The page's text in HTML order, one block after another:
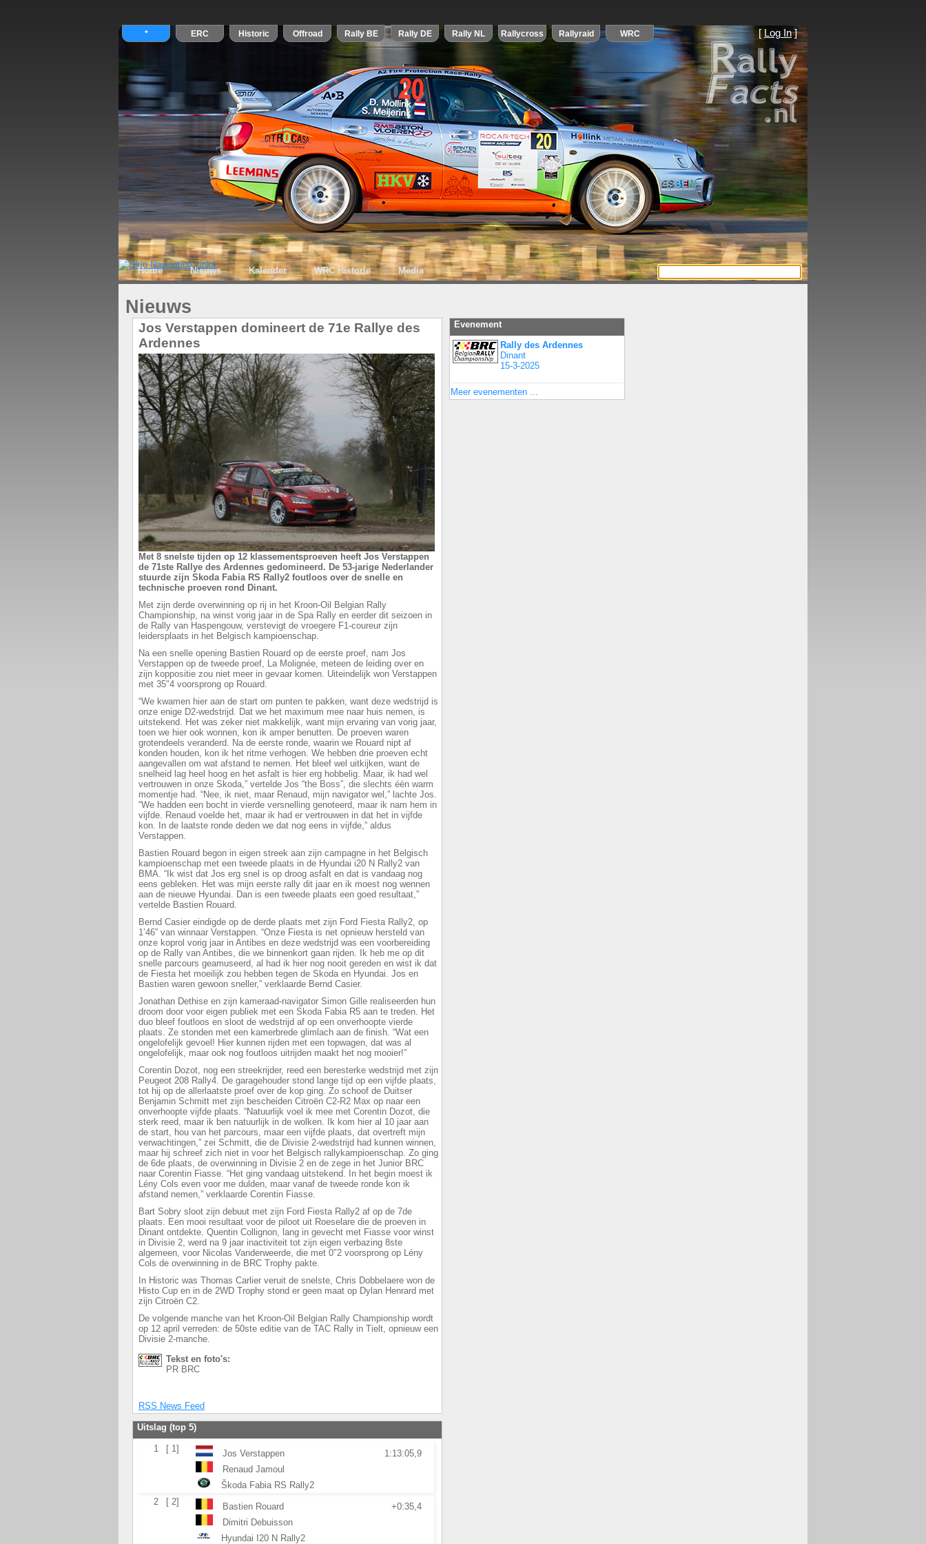
[ Log In]
Home Nieuws Kalender WRC Historie Media
Nieuws
Jos Verstappen domineert de 71e Rallye des
Ardennes
Met 8 snelste tijden op 12 klassementsproeven heeft Jos Verstappen
de 71ste Rallye des Ardennes gedomineerd. De 53-jarige Nederlander
stuurde zijn Skoda Fabia RS Rally2 foutloos over de snelle en
technische proeven rond Dinant.
Met zijn derde overwinning op rij in het Kroon-Oil Belgian Rally
Championship, na winst vorig jaar in de Spa Rally en eerder dit seizoen in
de Rally van Haspengouw, verstevigt de vroegere F1-coureur zijn
leidersplaats in het Belgisch kampioenschap.
Na een snelle opening Bastien Rouard op de eerste proef, nam Jos
Verstappen op de tweede proef, La Molignée, meteen de leiding over en
zijn koppositie zou niet meer in gevaar komen. Uiteindelijk won Verstappen
met 35″4 voorsprong op Rouard.
“We kwamen hier aan de start om punten te pakken, want deze wedstrijd is
onze enige D2-wedstrijd. Dat we het maximum mee naar huis nemen, is
uitstekend. Het was zeker niet makkelijk, want mijn ervaring van vorig jaar,
toen we hier ook wonnen, kon ik amper benutten. De proeven waren
grotendeels veranderd. Na de eerste ronde, waarin we Rouard nipt af
konden houden, kon ik het ritme verhogen. We hebben drie proeven echt
aangevallen om wat afstand te nemen. Het bleef wel uitkijken, want de
snelheid lag heel hoog en het asfalt is hier erg hobbelig. Maar, ik had wel
vertrouwen in onze Skoda,” vertelde Jos “the Boss”, die slechts één warm
momentje had. “Nee, ik niet, maar Renaud, mijn navigator wel,” lachte Jos.
“We hadden een bocht in vierde versnelling genoteerd, maar ik nam hem in
vijfde. Renaud voelde het, maar ik had er vertrouwen in dat het in vijfde
kon. In de laatste ronde deden we dat nog eens in vijfde,” aldus
Verstappen.
Bastien Rouard begon in eigen streek aan zijn campagne in het Belgisch
kampioenschap met een tweede plaats in de Hyundai i20 N Rally2 van
BMA. “Ik wist dat Jos erg snel is op droog asfalt en dat is vandaag nog
eens gebleken. Het was mijn eerste rally dit jaar en ik moest nog wennen
aan de nieuwe Hyundai. Dan is een tweede plaats een goed resultaat,”
vertelde Bastien Rouard.
Bernd Casier eindigde op de derde plaats met zijn Ford Fiesta Rally2, op
1’46” van winnaar Verstappen. “Onze Fiesta is net opnieuw hersteld van
onze koprol vorig jaar in Antibes en deze wedstrijd was een voorbereiding
op de Rally van Antibes, die we binnenkort gaan rijden. Ik heb me op dit
snelle parcours geamuseerd, al had ik hier nog nooit gereden en wist ik dat
de Fiesta het moeilijk zou hebben tegen de Skoda en Hyundai. Jos en
Bastien waren gewoon sneller,” verklaarde Bernd Casier.
Jonathan Dethise en zijn kameraad-navigator Simon Gille realiseerden hun
droom door voor eigen publiek met een Skoda Fabia R5 aan te treden. Het
duo bleef foutloos en sloot de wedstrijd af op een onverhoopte vierde
plaats. Ze stonden met een kamerbrede glimlach aan de finish. “Wat een
ongelofelijk gevoel! Hier kunnen rijden met een topwagen, dat was al
ongelofelijk, maar ook nog foutloos uitrijden maakt het nog mooier!”
Corentin Dozot, nog een streekrijder, reed een beresterke wedstrijd met zijn
Peugeot 208 Rally4. De garagehouder stond lange tijd op een vijfde plaats,
tot hij op de allerlaatste proef over de kop ging. Zo schoof de Duitser
Benjamin Schmitt met zijn bescheiden Citroën C2-R2 Max op naar een
onverhoopte vijfde plaats. “Natuurlijk voel ik mee met Corentin Dozot, die
sterk reed, maar ik ben natuurlijk in de wolken. Ik kom hier al 10 jaar aan
de start, hou van het parcours, maar een vijfde plaats, dat overtreft mijn
verwachtingen,” zei Schmitt, die de Divisie 2-wedstrijd had kunnen winnen,
maar hij schreef zich niet in voor het Belgisch rallykampioenschap. Zo ging
de 6de plaats, de overwinning in Divisie 2 en de zege in het Junior BRC
naar Corentin Fiasse. “Het ging vandaag uitstekend. In het begin moest ik
Lény Cols even voor me dulden, maar vanaf de tweede ronde kon ik
afstand nemen,” verklaarde Corentin Fiasse.
Bart Sobry sloot zijn debuut met zijn Ford Fiesta Rally2 af op de 7de
plaats. Een mooi resultaat voor de piloot uit Roeselare die de proeven in
Dinant ontdekte. Quentin Collignon, lang in gevecht met Fiasse voor winst
in Divisie 2, werd na 9 jaar inactiviteit tot zijn eigen verbazing 8ste
algemeen, voor Nicolas Vanderweerde, die met 0″2 voorsprong op Lény
Cols de overwinning in de BRC Trophy pakte.
In Historic was Thomas Carlier veruit de snelste, Chris Dobbelaere won de
Histo Cup en in de 2WD Trophy stond er geen maat op Dylan Henrard met
zijn Citroën C2.
De volgende manche van het Kroon-Oil Belgian Rally Championship wordt
op 12 april verreden: de 50ste editie van de TAC Rally in Tielt, opnieuw een
Divisie 2-manche.
Tekst en foto's:
PR BRC
RSS News Feed
Uitslag (top 5)
1 [ 1] Jos Verstappen
1:13:05,9
Renaud Jamoul
Škoda Fabia RS Rally2
2
[ 2] Bastien Rouard
+0:35,4
Dimitri Debuisson
Hyundai I20 N Rally2
Evenement
Rally des Ardennes
Dinant
15-3-2025
Meer evenementen ...